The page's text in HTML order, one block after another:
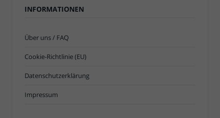
INFORMATIONEN
Über uns / FAQ
Cookie-Richtlinie (EU)
Datenschutzerklärung
Impressum